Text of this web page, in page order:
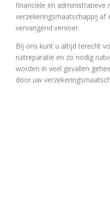
financiële en
verzekeringsmaatschappij af
vervangend vervoer.
Bij ons kunt u altijd terecht
ruitreparatie en zo nodig
worden in veel gevallen
door uw